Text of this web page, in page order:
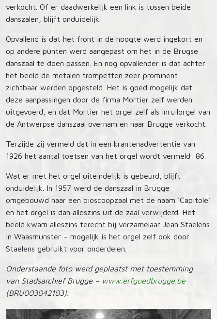
verkocht. Of er daadwerkelijk een link is tussen beide
danszalen, blijft onduidelijk.
Opvallend is dat het front in de hoogte werd ingekort en
op andere punten werd aangepast om het in de Brugse
danszaal te doen passen. En nog opvallender is dat achter
het beeld de metalen trompetten zeer prominent
zichtbaar werden opgesteld. Het is goed mogelijk dat
deze aanpassingen door de firma Mortier zelf werden
uitgevoerd, en dat Mortier het orgel zelf als inruilorgel van
de Antwerpse danszaal overnam en naar Brugge verkocht.
Terzijde zij vermeld dat in een krantenadvertentie van
1926 het aantal toetsen van het orgel wordt vermeld: 86.
Wat er met het orgel uiteindelijk is gebeurd, blijft
onduidelijk. In 1957 werd de danszaal in Brugge
omgebouwd naar een bioscoopzaal met de naam 'Capitole'
en het orgel is dan alleszins uit de zaal verwijderd. Het
beeld kwam alleszins terecht bij verzamelaar Jean Staelens
in Waasmunster – mogelijk is het orgel zelf ook door
Staelens gebruikt voor onderdelen.
Onderstaande foto werd geplaatst met toestemming
van Stadsarchief Brugge – www.erfgoedbrugge.be
(BRU003042103).